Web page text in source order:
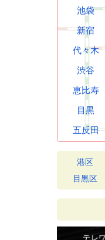
港区
目黒区
池袋
新宿
代々木
渋谷
恵比寿
目黒
五反田